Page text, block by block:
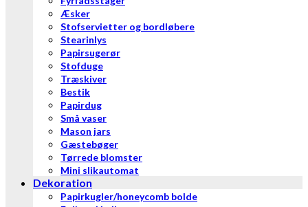
Æsker
Stofservietter og bordløbere
Stearinlys
Papirsugerør
Stofduge
Træskiver
Bestik
Papirdug
Små vaser
Mason jars
Gæstebøger
Tørrede blomster
Mini slikautomat
Dekoration
Papirkugler/honeycomb bolde